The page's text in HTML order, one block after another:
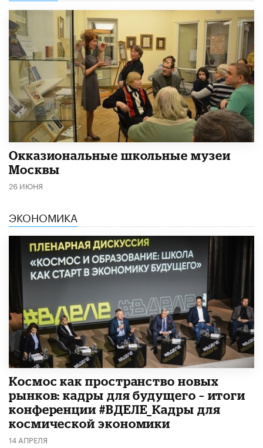
​Окказиональные школьные музеи
Москвы
26 ИЮНЯ
ЭКОНОМИКА
Космос как пространство новых
рынков: кадры для будущего – итоги
конференции #ВДЕЛЕ_Кадры для
космической экономики
14 АПРЕЛЯ